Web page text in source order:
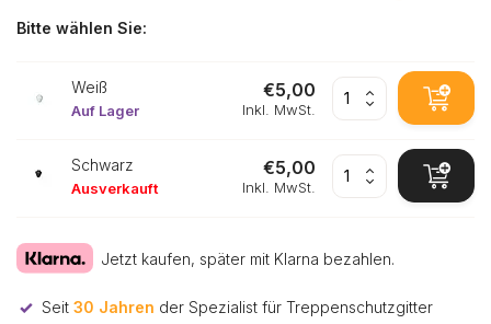
Bitte wählen Sie:
Weiß
Auf Lager
€5,00
Inkl. MwSt.
Schwarz
Ausverkauft
€5,00
Inkl. MwSt.
Jetzt kaufen, später mit Klarna bezahlen.
Seit 30 Jahren der Spezialist für Treppenschutzgitter